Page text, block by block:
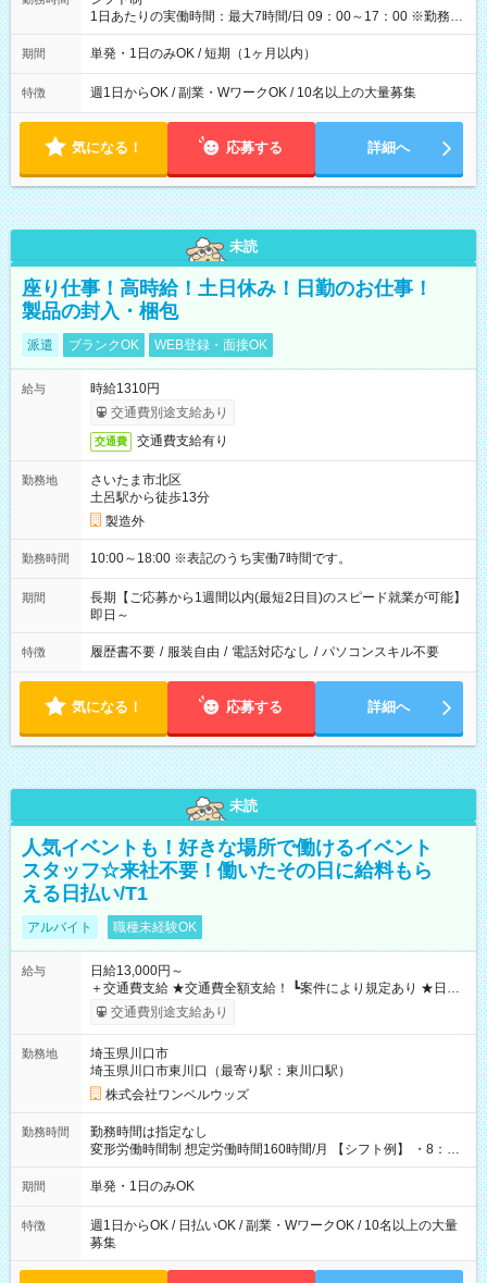
1日あたりの実働時間：最大7時間/日 09：00～17：00 ※勤務時
間は 試験により異なります。
期間 単発・1日のみOK / 短期（1ヶ月以内）
特徴 週1日からOK / 副業・WワークOK / 10名以上の大量募集
気になる！ 応募する 詳細へ
未読
座り仕事！高時給！土日休み！日勤のお仕事！
製品の封入・梱包
派遣 ブランクOK WEB登録・面接OK
給与
時給1310円
交通費別途支給あり
交通費 交通費支給有り
勤務地
さいたま市北区
土呂駅から徒歩13分
製造外
勤務時間 10:00～18:00 ※表記のうち実働7時間です。
期間
長期【ご応募から1週間以内(最短2日目)のスピード就業が可能】
即日～
特徴 履歴書不要 / 服装自由 / 電話対応なし / パソコンスキル不要
気になる！ 応募する 詳細へ
未読
人気イベントも！好きな場所で働けるイベント
スタッフ☆来社不要！働いたその日に給料もら
える日払い/T1
アルバイト 職種未経験OK
給与
日給13,000円～
＋交通費支給 ★交通費全額支給！ ┗案件により規定あり ★日払
いOK！（規定あり） ┗働いたその日に現金GET♪ お仕事後はコ
ンビニATMから 日払い分を引き落とせます！ 【試用期間】試
交通費別途支給あり
勤務地
埼玉県川口市
埼玉県川口市東川口（最寄り駅：東川口駅）
株式会社ワンベルウッズ
勤務時間
勤務時間は指定なし
変形労働時間制 想定労働時間160時間/月 【シフト例】 ・8：00
～21：00
期間 単発・1日のみOK
特徴
週1日からOK / 日払いOK / 副業・WワークOK / 10名以上の大量
募集